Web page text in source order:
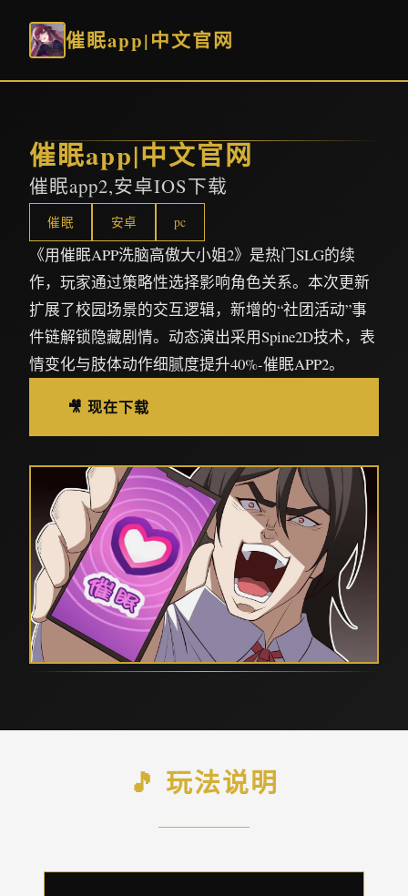
催眠app|中文官网
催眠app|中文官网
催眠app2,安卓IOS下载
催眠 安卓 pc
《用催眠APP洗脑高傲大小姐2》是热门SLG的续
作，玩家通过策略性选择影响角色关系。本次更新
扩展了校园场景的交互逻辑，新增的“社团活动”事
件链解锁隐藏剧情。动态演出采用Spine2D技术，表
情变化与肢体动作细腻度提升40%-催眠APP2。
🎥 现在下载
🎵 玩法说明